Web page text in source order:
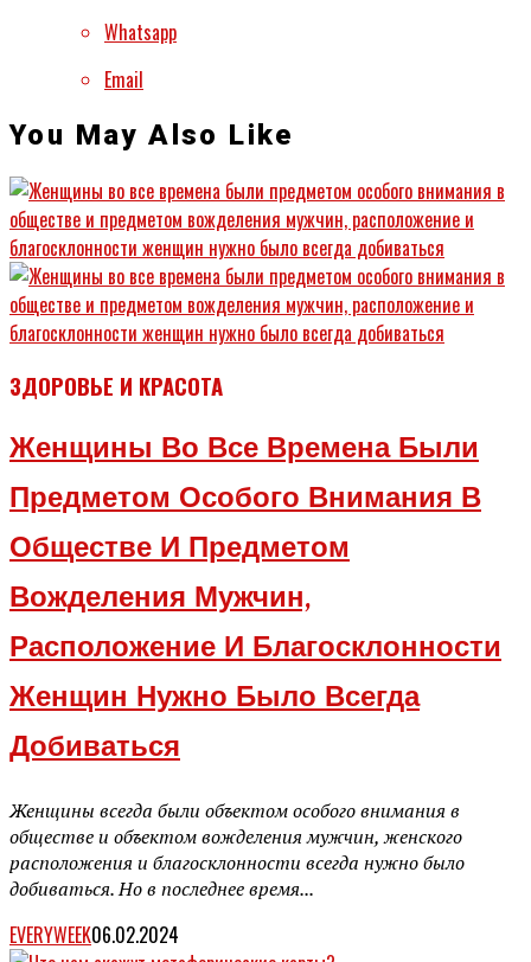
Whatsapp
Email
You May Also Like
ЗДОРОВЬЕ И КРАСОТА
Женщины Во Все Времена Были
Предметом Особого Внимания В
Обществе И Предметом
Вожделения Мужчин,
Расположение И Благосклонности
Женщин Нужно Было Всегда
Добиваться
Женщины всегда были объектом особого внимания в
обществе и объектом вожделения мужчин, женского
расположения и благосклонности всегда нужно было
добиваться. Но в последнее время...
EVERYWEEK06.02.2024